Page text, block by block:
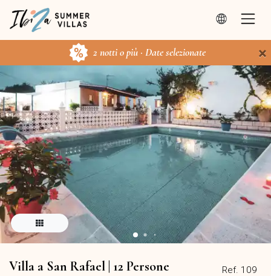
2 notti o più · Date selezionate ×
Ref. 109
Villa a San Rafael | 12 Persone